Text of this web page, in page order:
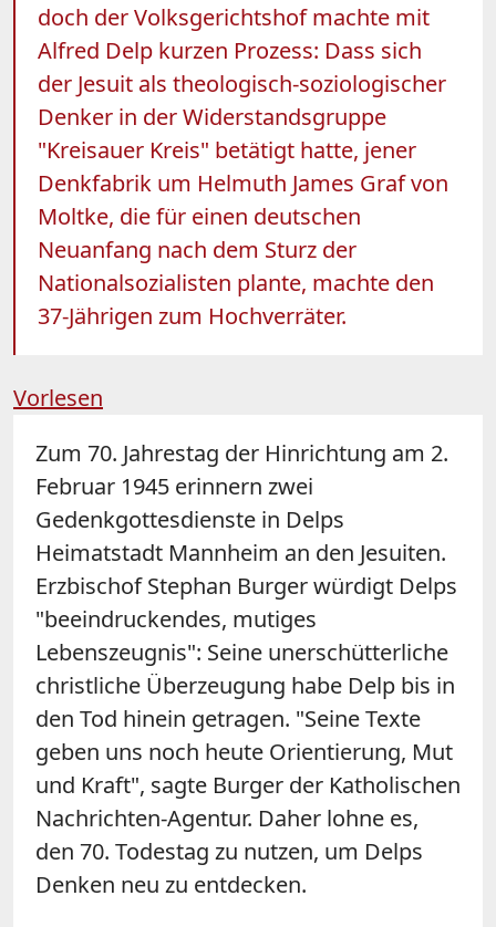
doch der Volksgerichtshof machte mit
Alfred Delp kurzen Prozess: Dass sich
der Jesuit als theologisch-soziologischer
Denker in der Widerstandsgruppe
"Kreisauer Kreis" betätigt hatte, jener
Denkfabrik um Helmuth James Graf von
Moltke, die für einen deutschen
Neuanfang nach dem Sturz der
Nationalsozialisten plante, machte den
37-Jährigen zum Hochverräter.
Vorlesen
Zum 70. Jahrestag der Hinrichtung am 2.
Februar 1945 erinnern zwei
Gedenkgottesdienste in Delps
Heimatstadt Mannheim an den Jesuiten.
Erzbischof Stephan Burger würdigt Delps
"beeindruckendes, mutiges
Lebenszeugnis": Seine unerschütterliche
christliche Überzeugung habe Delp bis in
den Tod hinein getragen. "Seine Texte
geben uns noch heute Orientierung, Mut
und Kraft", sagte Burger der Katholischen
Nachrichten-Agentur. Daher lohne es,
den 70. Todestag zu nutzen, um Delps
Denken neu zu entdecken.